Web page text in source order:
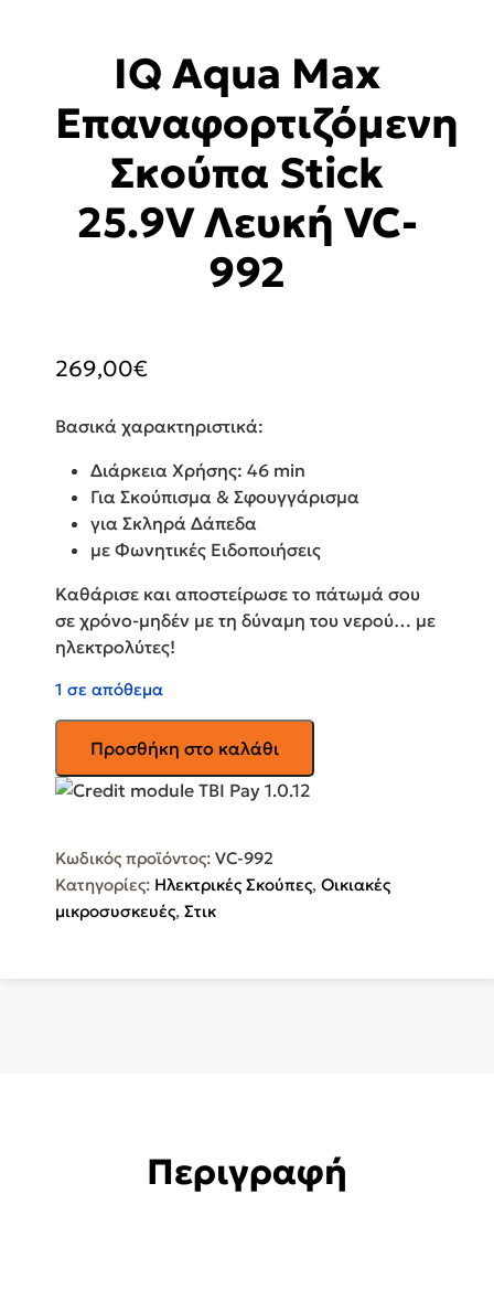
IQ Aqua Max
Επαναφορτιζόμενη
Σκούπα Stick
25.9V Λευκή VC-
992
269,00€
Βασικά χαρακτηριστικά:
Διάρκεια Χρήσης: 46 min
Για Σκούπισμα & Σφουγγάρισμα
για Σκληρά Δάπεδα
με Φωνητικές Ειδοποιήσεις
Καθάρισε και αποστείρωσε το πάτωμά σου
σε χρόνο-μηδέν με τη δύναμη του νερού… με
ηλεκτρολύτες!
1 σε απόθεμα
IQ
Aqua
Max
Stick
25.9V
Λευκή
Προσθήκη στο καλάθι
Κωδικός προϊόντος: VC-992
Κατηγορίες: Ηλεκτρικές Σκούπες, Οικιακές
μικροσυσκευές, Στικ
Περιγραφή